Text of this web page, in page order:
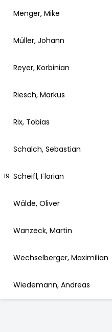
Menger, Mike
Müller, Johann
Reyer, Korbinian
Riesch, Markus
Rix, Tobias
Schalch, Sebastian
19 Scheifl, Florian
Wälde, Oliver
Wanzeck, Martin
Wechselberger, Maximilian
Wiedemann, Andreas